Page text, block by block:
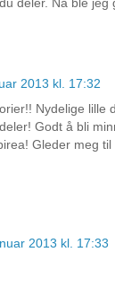
deler. Nå ble jeg
2013 kl. 17:32
Nydelige lille
Godt å bli
Gleder meg
2013 kl. 17:33